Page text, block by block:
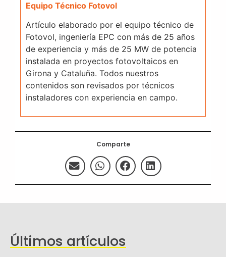
Comparte
Equipo Técnico Fotovol
Artículo elaborado por el equipo técnico de
Fotovol, ingeniería EPC con más de 25 años
de experiencia y más de 25 MW de potencia
instalada en proyectos fotovoltaicos en
Girona y Cataluña. Todos nuestros
contenidos son revisados por técnicos
instaladores con experiencia en campo.
Últimos artículos